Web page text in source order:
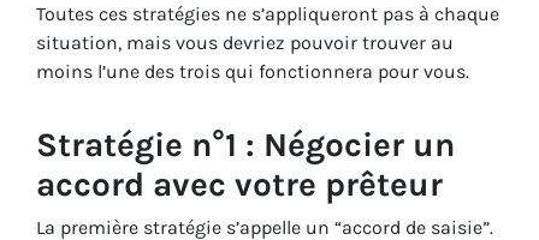
Toutes ces stratégies ne s’appliqueront pas à chaque
situation, mais vous devriez pouvoir trouver au
moins l’une des trois qui fonctionnera pour vous.
Stratégie n°1 : Négocier un
accord avec votre prêteur
La première stratégie s’appelle un “accord de saisie”.